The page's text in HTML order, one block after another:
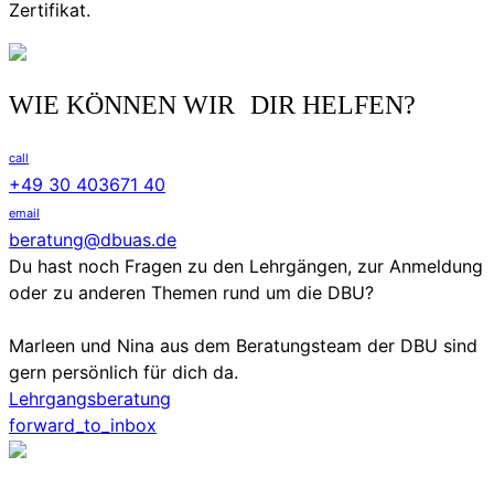
Zertifikat.
WIE KÖNNEN WIR DIR HELFEN?
call
+49 30 403671 40
email
beratung@dbuas.de
Du hast noch Fragen zu den Lehrgängen, zur Anmeldung
oder zu anderen Themen rund um die DBU?
Marleen und Nina aus dem Beratungsteam der DBU sind
gern persönlich für dich da.
Lehrgangsberatung
forward_to_inbox